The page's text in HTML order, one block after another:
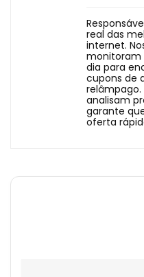
real das
internet.
monitoram
dia para
cupons de
relâmpago.
analisam
garante
oferta